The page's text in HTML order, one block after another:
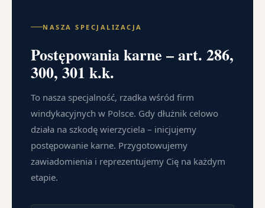
NASZA SPECJALIZACJA
Postępowania karne – art. 286,
300, 301 k.k.
To nasza specjalność, rzadka wśród firm
windykacyjnych w Polsce. Gdy dłużnik celowo
działa na szkodę wierzyciela – inicjujemy
postępowanie karne. Przygotowujemy
zawiadomienia i reprezentujemy Cię na każdym
etapie.